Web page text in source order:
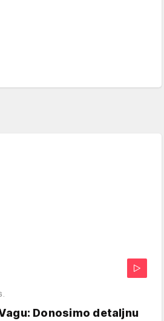
Donosimo detaljnu